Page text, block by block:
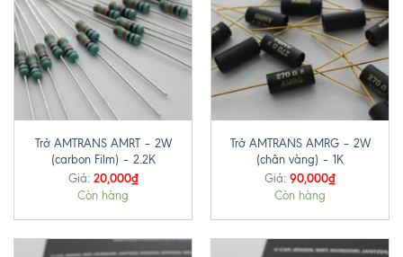
Trở AMTRANS AMRT – 2W
(carbon Film) – 2.2K
Giá: 20,000₫
Còn hàng
Trở AMTRANS AMRG – 2W
(chân vàng) – 1K
Giá: 90,000₫
Còn hàng